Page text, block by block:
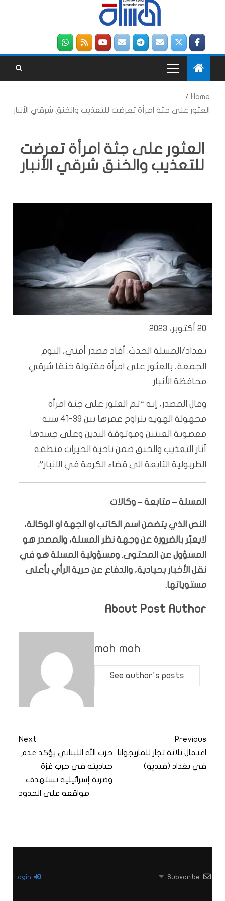
Home
العثور على جثة امرأة تعرضت للتعذيب والخنق شرقي الأنبار
العثور على جثة امرأة تعرضت
للتعذيب والخنق شرقي الأنبار
20 أكتوبر، 2023
بغداد/المسلة الحدث: أفاد مصدر أمني، اليوم
الجمعة، بالعثور على امرأة مقتولة خنقا شرقي
محافظة الأنبار.
وقال المصدر، إنه “تم العثور على جثة امرأة
مجهولة الهوية يتراوح عمرها بين 39-41 سنة
معصوبة العينين وموثوقة اليدين وعلى جسدها
آثار التعذيب والخنق ضمن ناحية الخيرات منطقة
الطربولية التابعة الى قضاء الكرمة في الانبار”.
المسلة – متابعة – وكالات
النص الذي يتضمن اسم الكاتب او الجهة او الوكالة،
لايعبّر بالضرورة عن وجهة نظر المسلة، والمصدر هو
المسؤول عن المحتوى. ومسؤولية المسلة هو في
نقل الأخبار بحيادية، والدفاع عن حرية الرأي بأعلى
مستوياتها.
About Post Author
moh moh
See author's posts
Previous
اعتقال ثلاثة تجار للماريجوانا
في بغداد (فيديو)
Next
حزب الله اللبناني يؤكد عدم
حياديته في حرب غزة
وضربة إسرائيلية تستهدف
مواقعه على الحدود
Subscribe